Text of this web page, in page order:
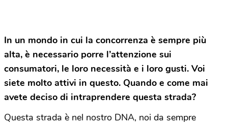
In un mondo in cui la concorrenza è sempre più
alta, è necessario porre l’attenzione sui
consumatori, le loro necessità e i loro gusti. Voi
siete molto attivi in questo. Quando e come mai
avete deciso di intraprendere questa strada?
Questa strada è nel nostro DNA, noi da sempre